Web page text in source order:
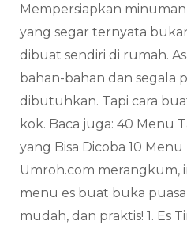
Mempersiapkan
yang segar ternyata
dibuat sendiri di rumah.
bahan-bahan dan segala
dibutuhkan. Tapi cara
kok. Baca juga: 40 Menu
yang Bisa Dicoba 10
Umroh.com merangkum,
menu es buat buka
mudah, dan praktis! 1. Es